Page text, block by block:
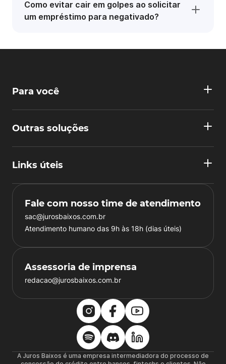
Como evitar cair em golpes ao solicitar
um empréstimo para negativado?
Para você
Outras soluções
Links úteis
Fale com nosso time de atendimento
sac@jurosbaixos.com.br
Atendimento humano das 9h às 18h (dias úteis)
Assessoria de imprensa
redacao@jurosbaixos.com.br
A Juros Baixos é uma empresa intermediadora do processo de